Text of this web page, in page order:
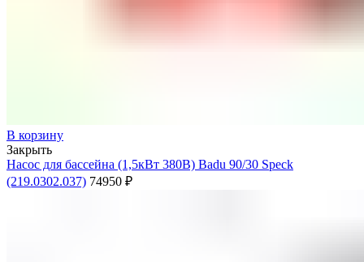
В корзину
Закрыть
Насос для бассейна (1,5кВт 380В) Badu 90/30 Speck
(219.0302.037) 74950 ₽